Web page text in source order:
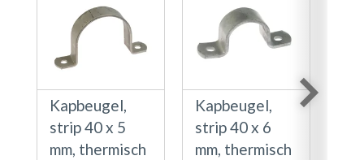
Kapbeugel,
strip 40 x 5
mm, thermisch
Kapbeugel,
strip 40 x 6
mm, thermisch